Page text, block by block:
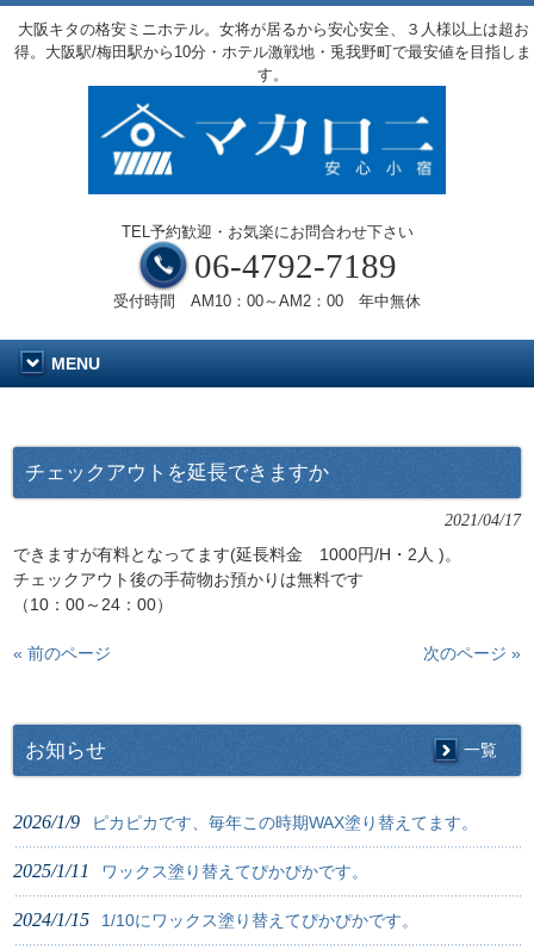
大阪キタの格安ミニホテル。女将が居るから安心安全、３人様以上は超お
得。大阪駅/梅田駅から10分・ホテル激戦地・兎我野町で最安値を目指しま
す。
TEL予約歓迎・お気楽にお問合わせ下さい
06-4792-7189
受付時間 AM10：00～AM2：00 年中無休
MENU
チェックアウトを延長できますか
2021/04/17
できますが有料となってます(延長料金 1000円/H・2人 )。
チェックアウト後の手荷物お預かりは無料です
（10：00～24：00）
« 前のページ 次のページ »
お知らせ 一覧
2026/1/9 ピカピカです、毎年この時期WAX塗り替えてます。
2025/1/11 ワックス塗り替えてぴかぴかです。
2024/1/15 1/10にワックス塗り替えてぴかぴかです。